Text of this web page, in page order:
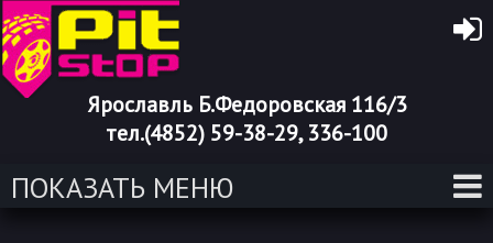
Ярославль Б.Федоровская 116/3
тел.(4852) 59-38-29, 336-100
ПОКАЗАТЬ МЕНЮ